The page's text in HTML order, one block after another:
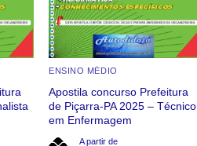
ENSINO MÉDIO
Apostila concurso Prefeitura
de Piçarra-PA 2025 – Técnico
em Enfermagem
A partir de